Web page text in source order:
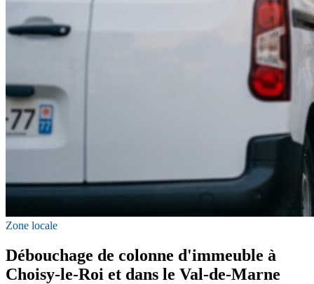
Zone locale
Débouchage de colonne d'immeuble à
Choisy-le-Roi et dans le Val-de-Marne